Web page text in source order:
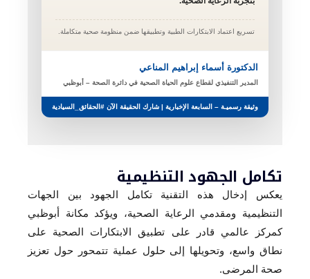
تسريع اعتماد الابتكارات الطبية وتطبيقها ضمن منظومة صحية متكاملة.
الدكتورة أسماء إبراهيم المناعي
المدير التنفيذي لقطاع علوم الحياة الصحية في دائرة الصحة – أبوظبي
وثيقة رسميـة – السابعة الإخبارية | شارك الحقيقة الآن #الحقائق_السيادية
تكامل الجهود التنظيمية
يعكس إدخال هذه التقنية تكامل الجهود بين الجهات
التنظيمية ومقدمي الرعاية الصحية، ويؤكد مكانة أبوظبي
كمركز عالمي قادر على تطبيق الابتكارات الصحية على
نطاق واسع، وتحويلها إلى حلول عملية تتمحور حول تعزيز
صحة المرضى.